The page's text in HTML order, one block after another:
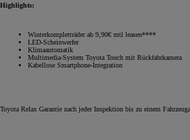
Highlights:
Winterkompletträder ab 9,90€ mtl leasen****
LED-Scheinwerfer
Klimaautomatik
Multimedia-System Toyota Touch mit Rückfahrkamera
Kabellose Smartphone-Integration
Toyota Relax Garantie nach jeder Inspektion bis zu einem